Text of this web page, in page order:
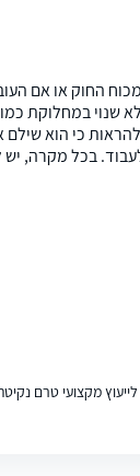
החוק או אם
שנוי במחלוקת
כי הוא
בכל מקרה, יש
מקצועי טרם